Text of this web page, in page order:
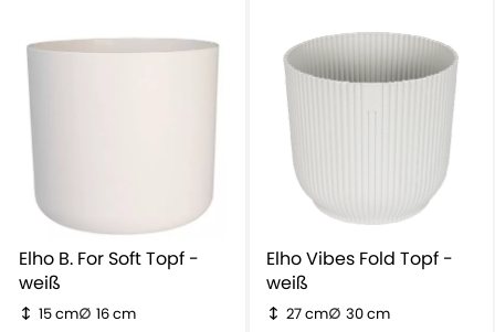
Elho B. For Soft Topf -
weiß
15 cm 16 cm
Elho Vibes Fold Topf -
weiß
27 cm 30 cm